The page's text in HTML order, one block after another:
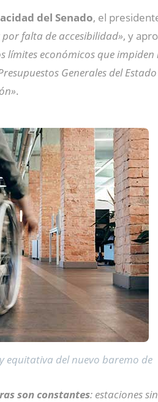
del Senado, el
falta de accesibilidad», y
límites económicos que
Generales del
.
equitativa del nuevo baremo de
son constantes: estaciones